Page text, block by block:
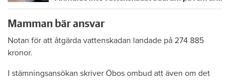
Mamman bär ansvar
Notan för att åtgärda vattenskadan landade på 274 885
kronor.
I stämningsansökan skriver Öbos ombud att även om det